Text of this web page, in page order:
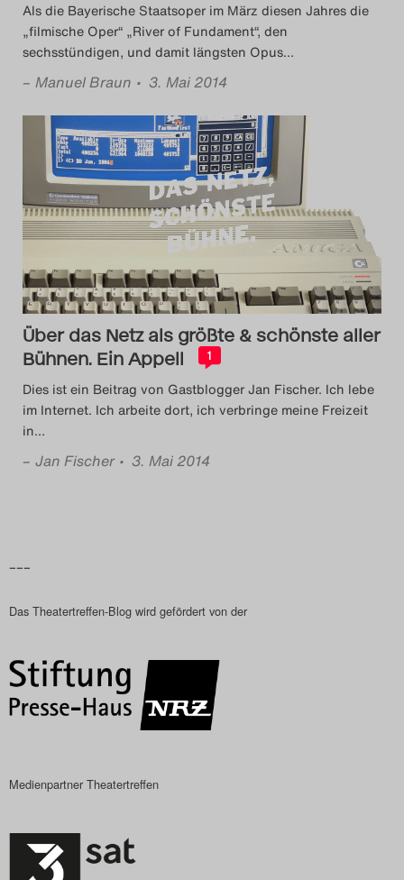
Als die Bayerische Staatsoper im März diesen Jahres die
„filmische Oper“ „River of Fundament“, den
sechsstündigen, und damit längsten Opus…
– Manuel Braun • 3. Mai 2014
Über das Netz als größte & schönste aller
Bühnen. Ein Appell
1
Dies ist ein Beitrag von Gastblogger Jan Fischer. Ich lebe
im Internet. Ich arbeite dort, ich verbringe meine Freizeit
in…
– Jan Fischer • 3. Mai 2014
–––
Das Theatertreffen-Blog wird gefördert von der
Medienpartner Theatertreffen